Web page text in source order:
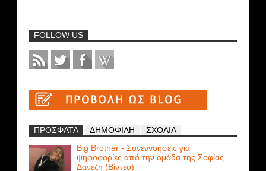
FOLLOW US
ΠΡΟΣΦΑΤΑ ΔΗΜΟΦΙΛΗ
ΣΧΟΛΙΑ
Big Brother - Συνεννοήσεις για
ψηφοφορίες από την ομάδα της Σοφίας
Δανέζη (Βίντεο)